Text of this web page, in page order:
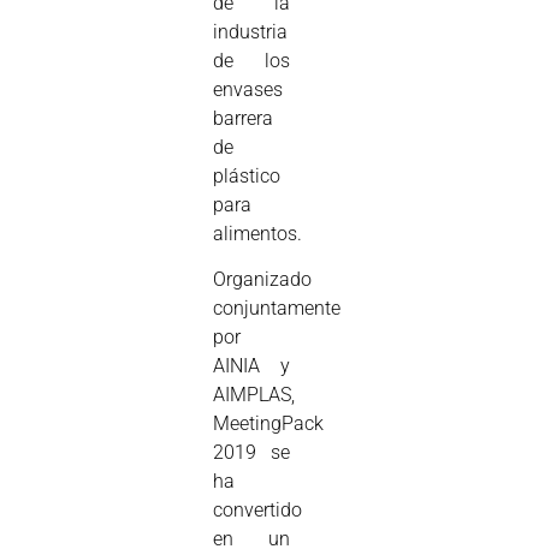
industria
de los
envases
barrera
de
plástico
para
alimentos.
Organizado
conjuntamente
por
AINIA y
AIMPLAS,
MeetingPack
2019 se
ha
convertido
en un